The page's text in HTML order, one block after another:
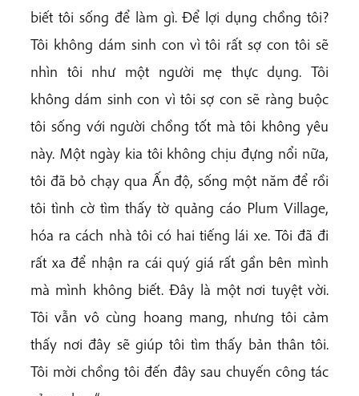
biết tôi sống để làm gì. Để lợi dụng chồng tôi?
Tôi không dám sinh con vì tôi rất sợ con tôi sẽ
nhìn tôi như một người mẹ thực dụng. Tôi
không dám sinh con vì tôi sợ con sẽ ràng buộc
tôi sống với người chồng tốt mà tôi không yêu
này. Một ngày kia tôi không chịu đựng nổi nữa,
tôi đã bỏ chạy qua Ấn độ, sống một năm để rồi
tôi tình cờ tìm thấy tờ quảng cáo Plum Village,
hóa ra cách nhà tôi có hai tiếng lái xe. Tôi đã đi
rất xa để nhận ra cái quý giá rất gần bên mình
mà mình không biết. Đây là một nơi tuyệt vời.
Tôi vẫn vô cùng hoang mang, nhưng tôi cảm
thấy nơi đây sẽ giúp tôi tìm thấy bản thân tôi.
Tôi mời chồng tôi đến đây sau chuyến công tác